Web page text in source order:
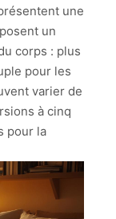
une
un
corps : plus
pour les
varier de
à cinq
pour la